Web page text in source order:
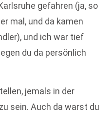
gefahren (ja, so
mal, und da kamen
und ich war tief
du da persönlich
jemals in der
sein. Auch da warst du